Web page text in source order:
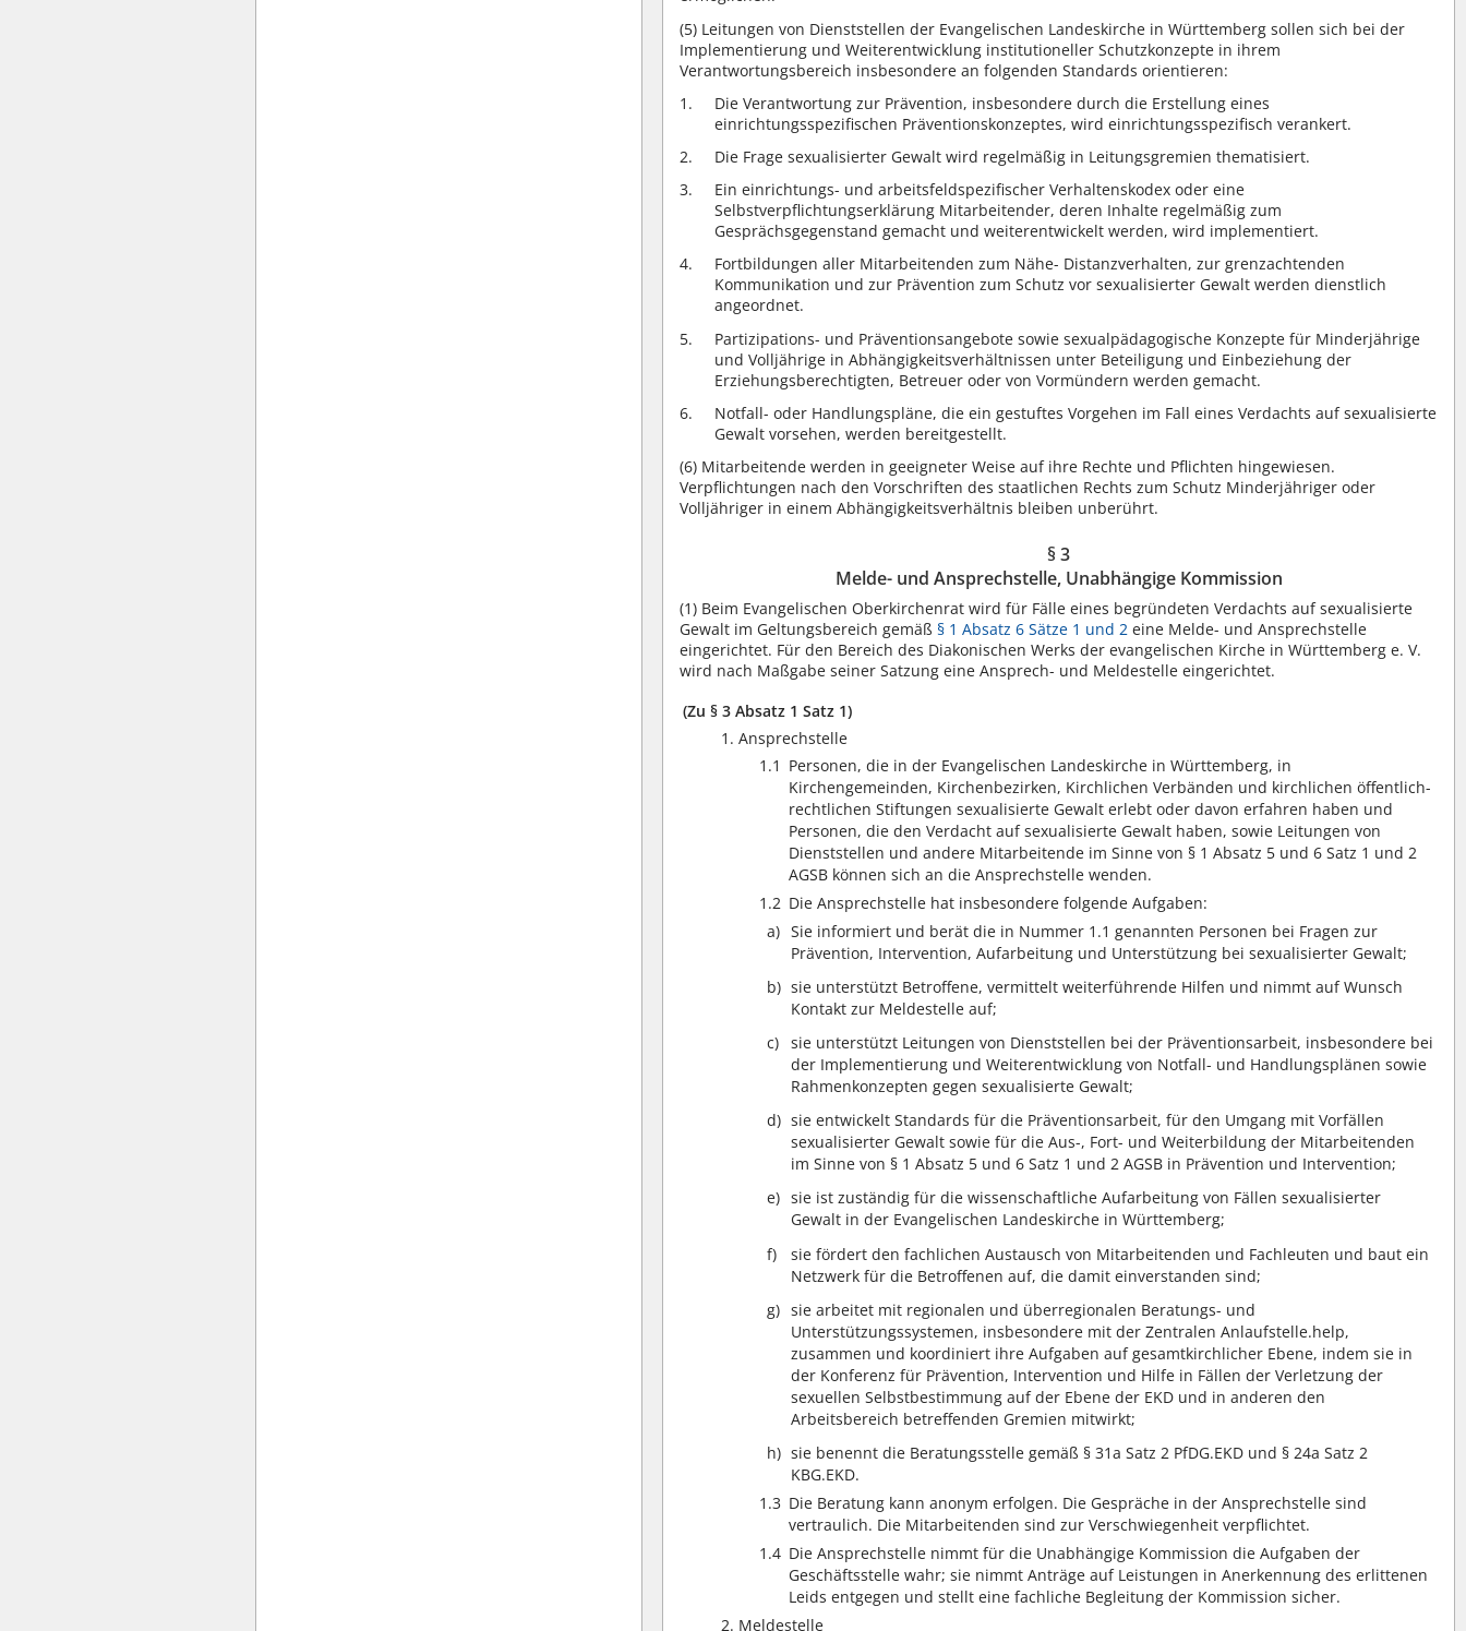
(5) Leitungen von Dienststellen der Evangelischen Landeskirche in Württemberg sollen sich bei der
Implementierung und Weiterentwicklung institutioneller Schutzkonzepte in ihrem
Verantwortungsbereich insbesondere an folgenden Standards orientieren:
Die Verantwortung zur Prävention, insbesondere durch die Erstellung eines
einrichtungsspezifischen Präventionskonzeptes, wird einrichtungsspezifisch verankert.
Die Frage sexualisierter Gewalt wird regelmäßig in Leitungsgremien thematisiert.
Ein einrichtungs- und arbeitsfeldspezifischer Verhaltenskodex oder eine
Selbstverpflichtungserklärung Mitarbeitender, deren Inhalte regelmäßig zum
Gesprächsgegenstand gemacht und weiterentwickelt werden, wird implementiert.
Fortbildungen aller Mitarbeitenden zum Nähe- Distanzverhalten, zur grenzachtenden
Kommunikation und zur Prävention zum Schutz vor sexualisierter Gewalt werden dienstlich
angeordnet.
Partizipations- und Präventionsangebote sowie sexualpädagogische Konzepte für Minderjährige
und Volljährige in Abhängigkeitsverhältnissen unter Beteiligung und Einbeziehung der
Erziehungsberechtigten, Betreuer oder von Vormündern werden gemacht.
Notfall- oder Handlungspläne, die ein gestuftes Vorgehen im Fall eines Verdachts auf sexualisierte
Gewalt vorsehen, werden bereitgestellt.
(6) Mitarbeitende werden in geeigneter Weise auf ihre Rechte und Pflichten hingewiesen.
Verpflichtungen nach den Vorschriften des staatlichen Rechts zum Schutz Minderjähriger oder
Volljähriger in einem Abhängigkeitsverhältnis bleiben unberührt.
§ 3
Melde- und Ansprechstelle, Unabhängige Kommission
(1) Beim Evangelischen Oberkirchenrat wird für Fälle eines begründeten Verdachts auf sexualisierte
Gewalt im Geltungsbereich gemäß § 1 Absatz 6 Sätze 1 und 2 eine Melde- und Ansprechstelle
eingerichtet. Für den Bereich des Diakonischen Werks der evangelischen Kirche in Württemberg e. V.
wird nach Maßgabe seiner Satzung eine Ansprech- und Meldestelle eingerichtet.
(Zu § 3 Absatz 1 Satz 1)
1. Ansprechstelle
1.1 Personen, die in der Evangelischen Landeskirche in Württemberg, in
Kirchengemeinden, Kirchenbezirken, Kirchlichen Verbänden und kirchlichen öffentlich-
rechtlichen Stiftungen sexualisierte Gewalt erlebt oder davon erfahren haben und
Personen, die den Verdacht auf sexualisierte Gewalt haben, sowie Leitungen von
Dienststellen und andere Mitarbeitende im Sinne von § 1 Absatz 5 und 6 Satz 1 und 2
AGSB können sich an die Ansprechstelle wenden.
1.2 Die Ansprechstelle hat insbesondere folgende Aufgaben:
Sie informiert und berät die in Nummer 1.1 genannten Personen bei Fragen zur
Prävention, Intervention, Aufarbeitung und Unterstützung bei sexualisierter Gewalt;
sie unterstützt Betroffene, vermittelt weiterführende Hilfen und nimmt auf Wunsch
Kontakt zur Meldestelle auf;
sie unterstützt Leitungen von Dienststellen bei der Präventionsarbeit, insbesondere bei
der Implementierung und Weiterentwicklung von Notfall- und Handlungsplänen sowie
Rahmenkonzepten gegen sexualisierte Gewalt;
sie entwickelt Standards für die Präventionsarbeit, für den Umgang mit Vorfällen
sexualisierter Gewalt sowie für die Aus-, Fort- und Weiterbildung der Mitarbeitenden
im Sinne von § 1 Absatz 5 und 6 Satz 1 und 2 AGSB in Prävention und Intervention;
sie ist zuständig für die wissenschaftliche Aufarbeitung von Fällen sexualisierter
Gewalt in der Evangelischen Landeskirche in Württemberg;
sie fördert den fachlichen Austausch von Mitarbeitenden und Fachleuten und baut ein
Netzwerk für die Betroffenen auf, die damit einverstanden sind;
sie arbeitet mit regionalen und überregionalen Beratungs- und
Unterstützungssystemen, insbesondere mit der Zentralen Anlaufstelle.help,
zusammen und koordiniert ihre Aufgaben auf gesamtkirchlicher Ebene, indem sie in
der Konferenz für Prävention, Intervention und Hilfe in Fällen der Verletzung der
sexuellen Selbstbestimmung auf der Ebene der EKD und in anderen den
Arbeitsbereich betreffenden Gremien mitwirkt;
sie benennt die Beratungsstelle gemäß § 31a Satz 2 PfDG.EKD und § 24a Satz 2
KBG.EKD.
1.3 Die Beratung kann anonym erfolgen. Die Gespräche in der Ansprechstelle sind
vertraulich. Die Mitarbeitenden sind zur Verschwiegenheit verpflichtet.
1.4 Die Ansprechstelle nimmt für die Unabhängige Kommission die Aufgaben der
Geschäftsstelle wahr; sie nimmt Anträge auf Leistungen in Anerkennung des erlittenen
Leids entgegen und stellt eine fachliche Begleitung der Kommission sicher.
2. Meldestelle